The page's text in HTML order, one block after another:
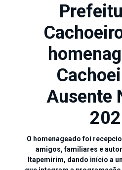
Ausente
O homenageado foi
amigos, familiares e
Itapemirim, dando início a